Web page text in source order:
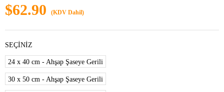
$62.90 (KDV Dahil)
SEÇİNİZ
24 x 40 cm - Ahşap Şaseye Gerili
30 x 50 cm - Ahşap Şaseye Gerili